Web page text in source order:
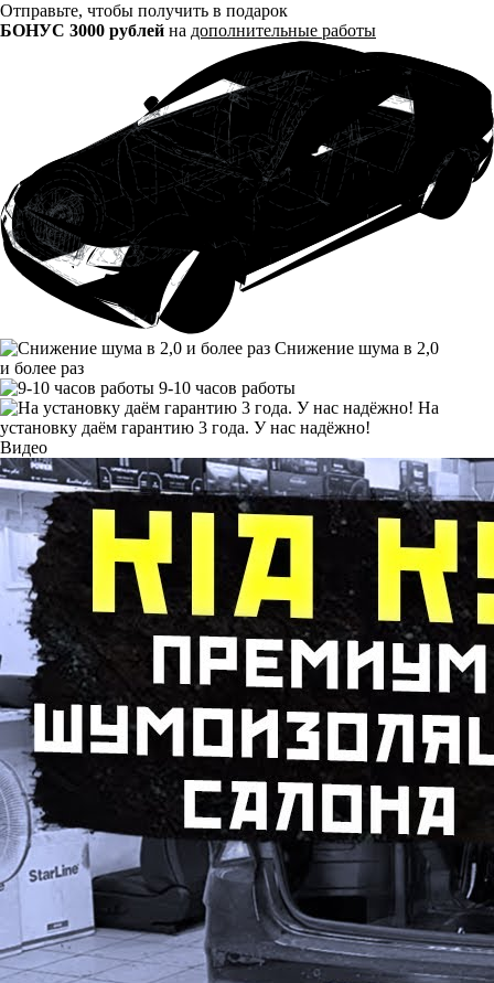
Отправьте, чтобы получить в подарок
БОНУС 3000 рублей на дополнительные работы
Снижение шума в 2,0
и более раз
9-10 часов работы
На
установку даём гарантию 3 года. У нас надёжно!
Видео